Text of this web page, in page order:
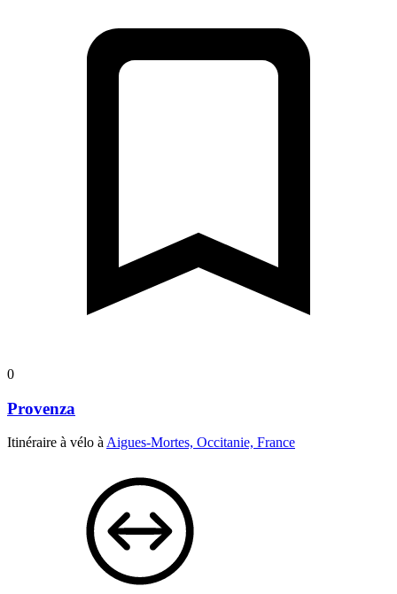
0
Provenza
Itinéraire à vélo à Aigues-Mortes, Occitanie, France